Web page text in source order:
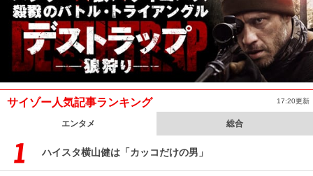
サイゾー人気記事ランキング 17:20更新
エンタメ 総合
ハイスタ横山健は「カッコだけの男」